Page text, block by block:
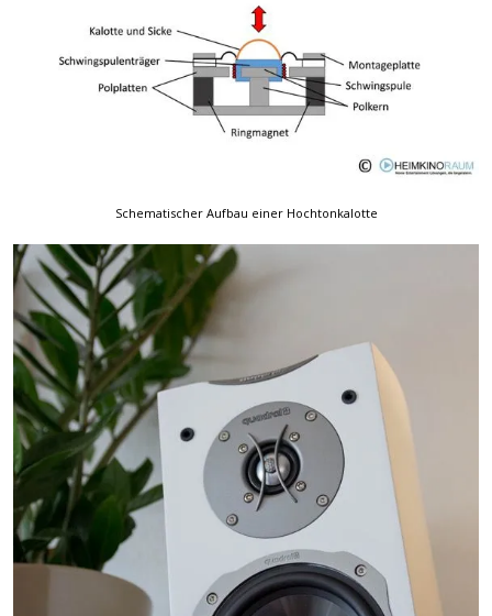
Schematischer Aufbau einer Hochtonkalotte